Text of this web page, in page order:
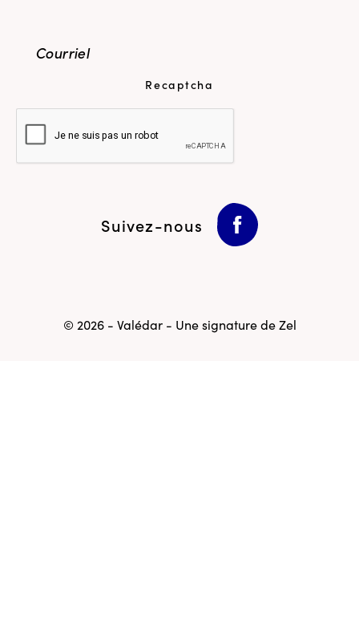
Recaptcha
Suivez-nous
© 2026 - Valédar - Une signature deZel